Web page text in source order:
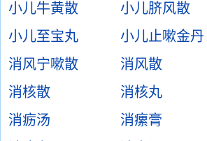
小儿牛黄散
小儿脐风散
小儿至宝丸
小儿止嗽金丹
消风宁嗽散
消风散
消核散
消核丸
消疬汤
消瘰膏